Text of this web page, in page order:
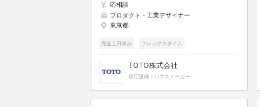
の日常」を形にする◢ 水まわり
を通じて「ウェルネス空間」を創
造するプライム上場企業
応相談
プロダクト・工業デザイナー
東京都
完全土日休み フレックスタイム
TOTO株式会社
住宅設備・ハウスメーカー